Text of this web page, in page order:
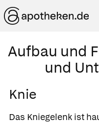
Aufbau und
und
Knie
Das Kniegelenk ist